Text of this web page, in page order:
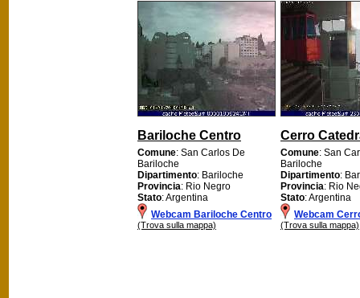
Bariloche Centro
Comune: San Carlos De
Bariloche
Dipartimento: Bariloche
Provincia: Rio Negro
Stato: Argentina
Webcam Bariloche Centro
(Trova sulla mappa)
Cerro
Comune: San
Bariloche
Dipartimento:
Provincia: Rio
Stato: Argentina
Webcam
(Trova sulla mappa)